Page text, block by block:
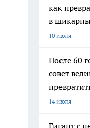
как
в
10 июля
После 60
совет
14 июля
Гигант с